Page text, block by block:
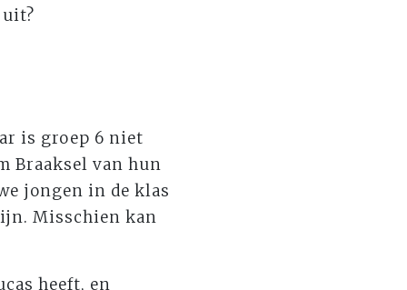
is groep 6 niet
Braaksel van hun
jongen in de klas
Misschien kan
heeft, en